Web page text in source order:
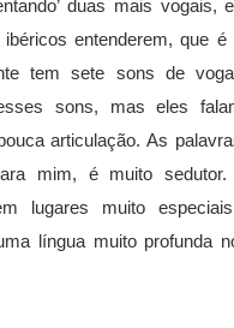
duas mais vogais,
entenderem, que
tem sete sons de
sons, mas eles
articulação. As
mim, é muito
lugares muito
língua muito profunda